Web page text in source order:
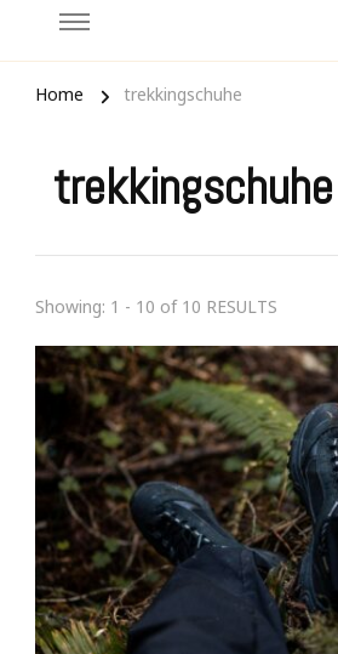
Home trekkingschuhe
trekkingschuhe
Showing: 1 - 10 of 10 RESULTS